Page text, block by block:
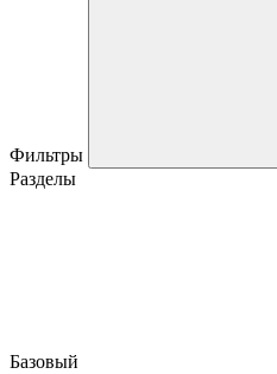
Фильтры
Разделы
Базовый